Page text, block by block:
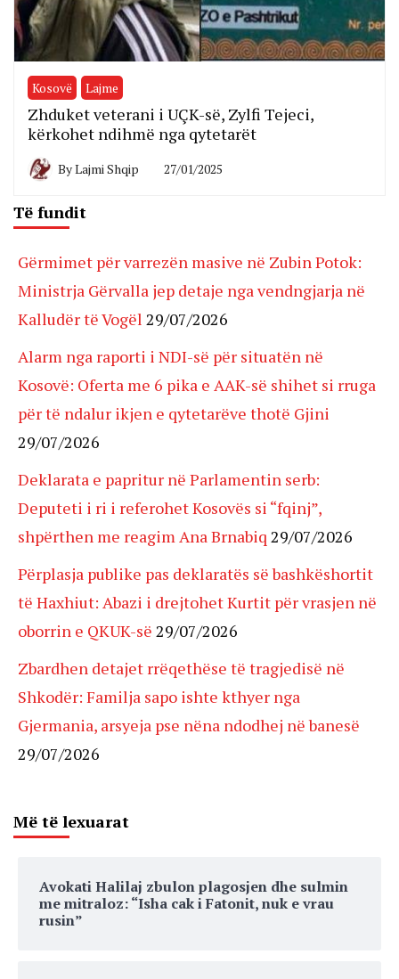
Kosovë Lajme
Zhduket veterani i UÇK-së, Zylfi Tejeci,
kërkohet ndihmë nga qytetarët
ByLajmi Shqip 27/01/2025
Të fundit
Gërmimet për varrezën masive në Zubin Potok:
Ministrja Gërvalla jep detaje nga vendngjarja në
Kalludër të Vogël 29/07/2026
Alarm nga raporti i NDI-së për situatën në
Kosovë: Oferta me 6 pika e AAK-së shihet si rruga
për të ndalur ikjen e qytetarëve thotë Gjini
29/07/2026
Deklarata e papritur në Parlamentin serb:
Deputeti i ri i referohet Kosovës si “fqinj”,
shpërthen me reagim Ana Brnabiq 29/07/2026
Përplasja publike pas deklaratës së bashkëshortit
të Haxhiut: Abazi i drejtohet Kurtit për vrasjen në
oborrin e QKUK-së 29/07/2026
Zbardhen detajet rrëqethëse të tragjedisë në
Shkodër: Familja sapo ishte kthyer nga
Gjermania, arsyeja pse nëna ndodhej në banesë
29/07/2026
Më të lexuarat
Avokati Halilaj zbulon plagosjen dhe sulmin
me mitraloz: “Isha cak i Fatonit, nuk e vrau
rusin”